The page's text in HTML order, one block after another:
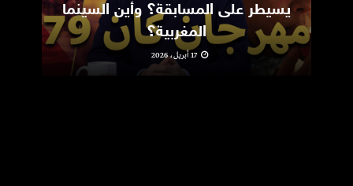
يسيطر على المسابقة؟ وأين السينما
المغربية؟
17 أبريل، 2026